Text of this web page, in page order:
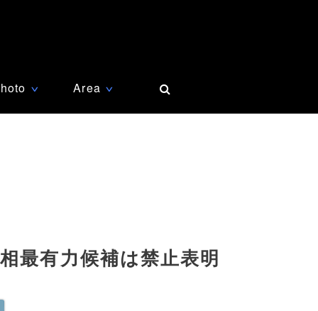
∨ Area ∨
最有力候補は禁止表明